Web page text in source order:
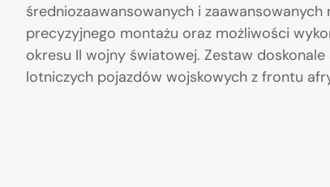
średniozaawansowanych i
precyzyjnego montażu oraz możliwości
okresu II wojny światowej. Zestaw
lotniczych pojazdów wojskowych z frontu